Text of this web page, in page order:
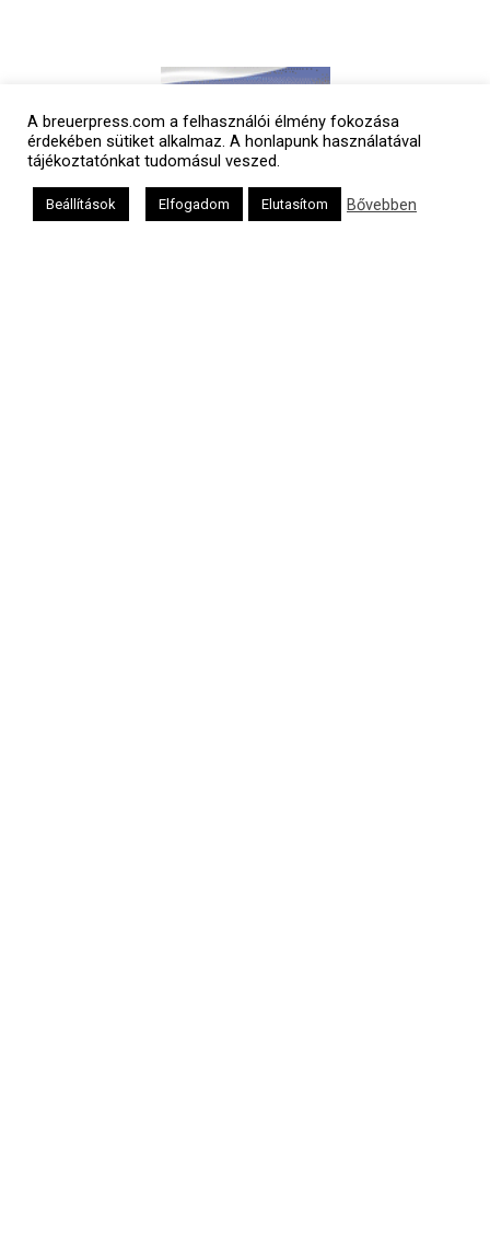
A breuerpress.com a felhasználói élmény fokozása
érdekében sütiket alkalmaz. A honlapunk használatával
tájékoztatónkat tudomásul veszed.
Beállítások Elfogadom Elutasítom Bővebben